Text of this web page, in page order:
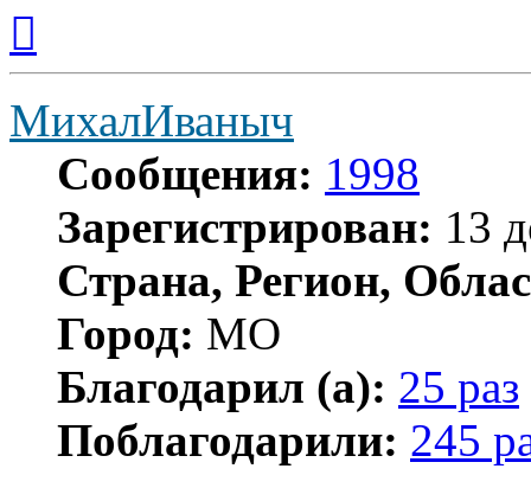
началу
МихалИваныч
Сообщения: 1998
Зарегистрирован: 13
Страна, Регион,
Город: МО
Благодарил (а): 25 раз
Поблагодарили: 245